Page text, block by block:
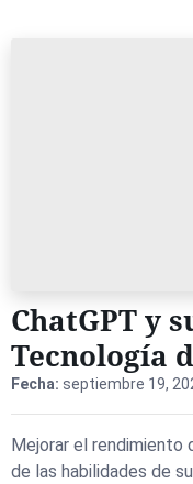
ChatGPT y
Tecnología
Fecha: septiembre 19,
Mejorar el rendimiento
de las habilidades de